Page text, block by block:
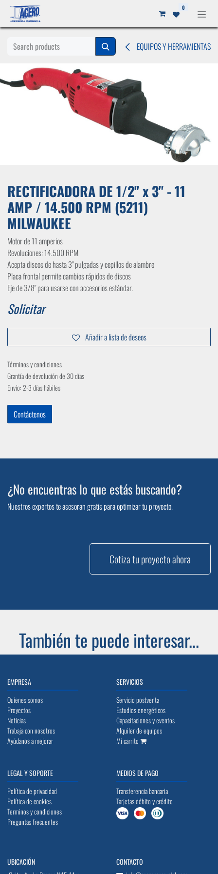
Ir al contenido 0
EQUIPOS Y HERRAMIENTAS
RECTIFICADORA DE 1/2" x 3" - 11
AMP / 14.500 RPM (5211)
MILWAUKEE
Motor de 11 amperios
Revoluciones: 14.500 RPM
Acepta discos de hasta 3" pulgadas y cepillos de alambre
Placa frontal permite cambios rápidos de discos
Eje de 3/8" para usarse con accesorios estándar.
Solicitar
Añadir a lista de deseos
Términos y condiciones
Grantía de devolución de 30 días
Envío: 2-3 días hábiles
Contáctenos
¿No encuentras lo que estás buscando?
Nuestros expertos te asesoran gratis para optimizar tu proyecto.
Cotiza tu proyecto ahora
También te puede interesar...
EMPRESA
Quienes somos
Proyectos
Noticias
Trabaja con nosotros
Ayúdanos a mejorar
SERVICIOS
Servicio postventa
Estudios energéticos
Capacitaciones y eventos
Alquiler de equipos
Mi carrito
LEGAL Y SOPORTE
Política de privacidad
Política de cookies
Terminos y condiciones
Preguntas frecuentes
MEDIOS DE PAGO
Transferencia bancaria
Tarjetas débito y crédito
UBICACIÓN
CONTACTO